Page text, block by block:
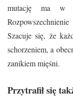
mutację ma w
Szacuje się, że
schorzeniem, a
zanikiem mięśni.
Przytrafił się